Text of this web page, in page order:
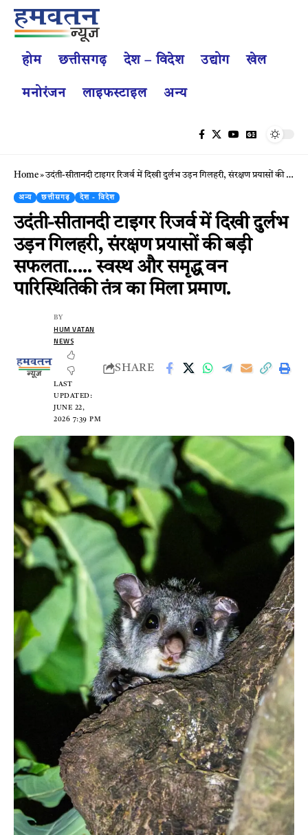
होम छत्तीसगढ़ देश – विदेश उद्योग खेल
मनोरंजन लाइफस्टाइल अन्य
Home»उदंती-सीतानदी टाइगर रिजर्व में दिखी दुर्लभ उड़न गिलहरी, संरक्षण प्रयासों की बड़ी सफलता….. स्वस्थ और समृद्ध वन पारिस्थितिकी तंत्र का मिला प्रमाण.
अन्य छत्तीसगढ़ देश - विदेश
उदंती-सीतानदी टाइगर रिजर्व में दिखी दुर्लभ
उड़न गिलहरी, संरक्षण प्रयासों की बड़ी
सफलता….. स्वस्थ और समृद्ध वन
पारिस्थितिकी तंत्र का मिला प्रमाण.
LAST
UPDATED:
JUNE 22,
2026 7:39 PM
BY
HUM VATAN
NEWS
SHARE